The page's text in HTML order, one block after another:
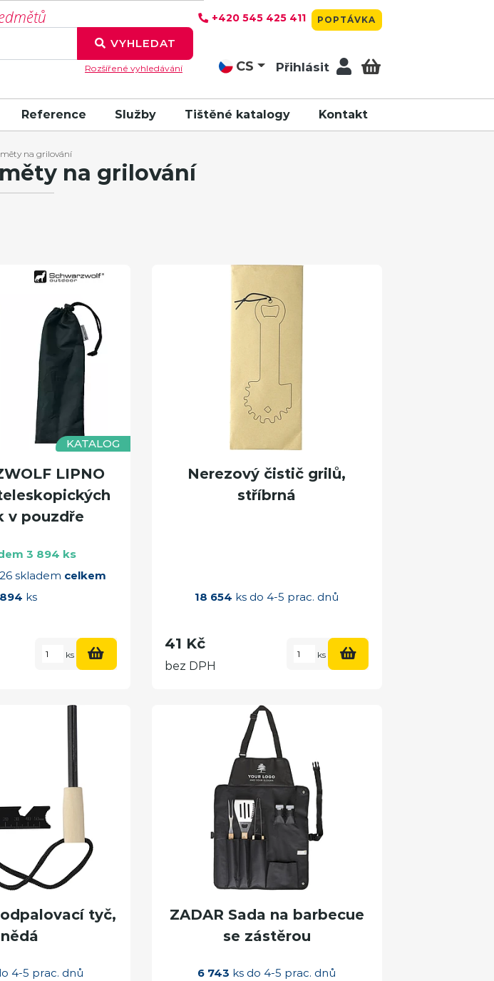
VYHLEDAT
Rozšířené vyhledávání
+420 545 425 411 POPTÁVKA
CS Přihlásit
Reference Služby Tištěné katalogy Kontakt
na grilování
na grilování
KATALOG
LIPNO
v pouzdře
3 894 ks
skladem celkem
ks
ks
Nerezový čistič grilů,
stříbrná
18 654 ks do 4-5 prac. dnů
41 Kč
bez DPH
ks
tyč,
4-5 prac. dnů
ZADAR Sada na barbecue
se zástěrou
6 743 ks do 4-5 prac. dnů